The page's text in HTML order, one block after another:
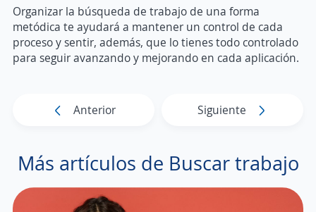
Organizar la búsqueda de trabajo de una forma
metódica te ayudará a mantener un control de cada
proceso y sentir, además, que lo tienes todo controlado
para seguir avanzando y mejorando en cada aplicación.
Anterior Siguiente
Más artículos de Buscar trabajo